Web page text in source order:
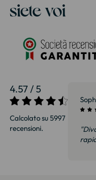
siete voi
4.57 / 5
Calcolato su 5997
recensioni.
27/07/2026